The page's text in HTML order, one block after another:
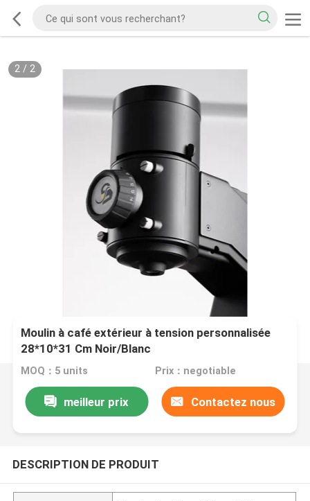
2/ 2
Moulin à café extérieur à tension personnalisée
28*10*31 Cm Noir/Blanc
MOQ：5 units Prix：negotiable
meilleur prix Contactez nous
DESCRIPTION DE PRODUIT